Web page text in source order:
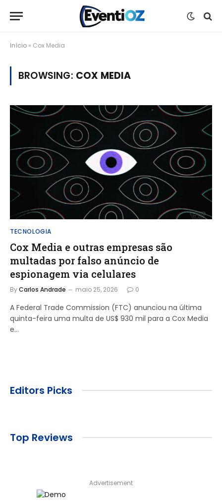
Início » Cox Media
BROWSING: COX MEDIA
TECNOLOGIA
Cox Media e outras empresas são
multadas por falso anúncio de
espionagem via celulares
ByCarlos Andrade maio 25, 2026 0
A Federal Trade Commission (FTC) anunciou na última
quinta-feira uma multa de US$ 930 mil para a Cox Media
e…
Editors Picks
Top Reviews
Advertisement